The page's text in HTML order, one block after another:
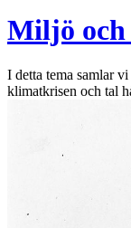
Miljö
I detta tema samlar
klimatkrisen och tal